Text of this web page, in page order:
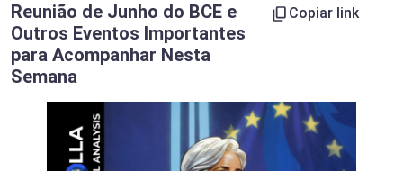
Reunião de Junho do BCE e
Outros Eventos Importantes
para Acompanhar Nesta
Semana
Copiar link